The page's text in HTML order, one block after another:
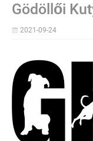
Gödöllői
2021-09-24